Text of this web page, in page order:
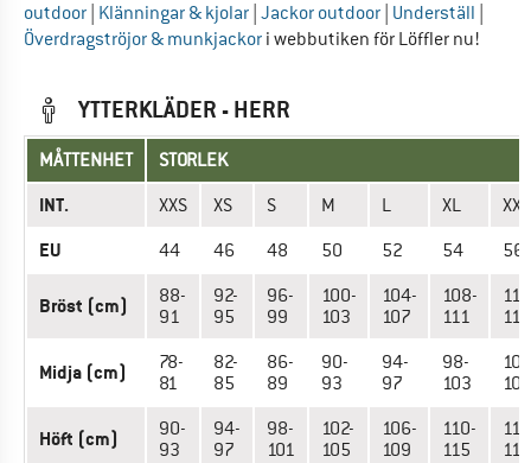
outdoor Klänningar & kjolar Jackor outdoor Underställ
Överdragströjor & munkjackor i webbutiken för Löffler nu!
YTTERKLÄDER - HERR
MÅTTENHET STORLEK
INT. XXS XS S M L XL XXL
EU 44 46 48 50 52 54 56
Bröst (cm)
88-
91
92-
95
96-
99
100-
103
104-
107
108-
111
115
Midja (cm)
78-
81
82-
85
86-
89
90-
93
94-
97
98-
103
109
Höft (cm)
90-
93
94-
97
98-
101
102-
105
106-
109
110-
115
119